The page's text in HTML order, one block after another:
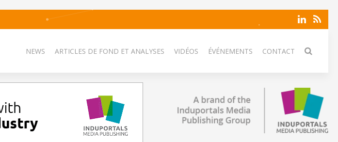
NEWS ARTICLES DE FOND ET ANALYSES VIDÉOS ÉVÉNEMENTS CONTACT